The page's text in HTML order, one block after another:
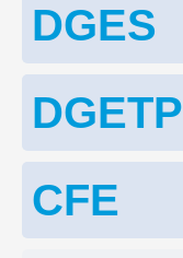
DGES
DGETP
CFE